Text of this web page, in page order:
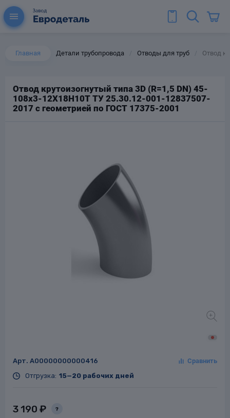
Главная Детали трубопровода Отводы для труб Отвод
Отвод крутоизогнутый типа 3D (R=1,5 DN) 45-
108х3-12Х18Н10Т ТУ 25.30.12-001-12837507-
2017 с геометрией по ГОСТ 17375-2001
Арт. A00000000000416
Отгрузка: 15—20 рабочих дней
3 190 ₽ ?
для труб
Колена для труб
Тройники стальные
Фланцы стальные